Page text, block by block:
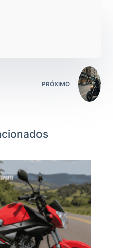
PRÓXIMO